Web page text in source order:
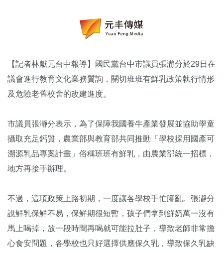
【記者林獻元台中報導】國民黨台中市議員張瀞分於29日在
議會進行教育文化業務質詢，關切班班有鮮乳政策執行情形
及危險老舊校舍的改建進度。
市議員張瀞分表示，為了保障我國養牛產業發展並協助學童
攝取充足鈣質，農業部與教育部共同推動「學校採用國產可
溯源乳品專案計畫」俗稱班班有鮮乳，由農業部統一招標，
地方再接手辦理。
不過，這項政策上路初期，一度讓各學校手忙腳亂。張瀞分
說鮮乳保鮮不易，保鮮期很短暫，孩子們拿到鮮奶萬一沒有
馬上喝掉，放一段時間再喝就可能拉肚子，導致老師非常擔
心食安問題，各學校也只好選擇供應保久乳，導致保久乳缺